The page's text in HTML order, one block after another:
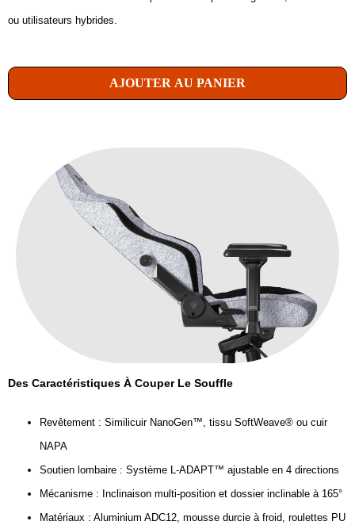
ou utilisateurs hybrides.
AJOUTER AU PANIER
Des Caractéristiques À Couper Le Souffle
Revêtement : Similicuir NanoGen™, tissu SoftWeave® ou cuir
NAPA
Soutien lombaire : Système L-ADAPT™ ajustable en 4 directions
Mécanisme : Inclinaison multi-position et dossier inclinable à 165°
Matériaux : Aluminium ADC12, mousse durcie à froid, roulettes PU